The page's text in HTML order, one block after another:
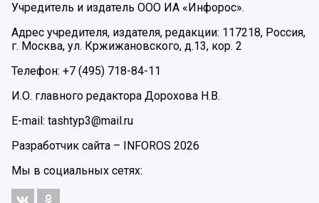
Учредитель и издатель ООО ИА «Инфорос».
Адрес учредителя, издателя, редакции: 117218, Россия,
г. Москва, ул. Кржижановского, д.13, кор. 2
Телефон: +7 (495) 718-84-11
И.О. главного редактора Дорохова Н.В.
E-mail: tashtyp3@mail.ru
Разработчик сайта –
INFOROS 2026
Мы в социальных сетях: